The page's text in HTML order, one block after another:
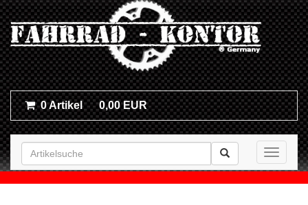
0 Artikel 0,00 EUR
Toggle